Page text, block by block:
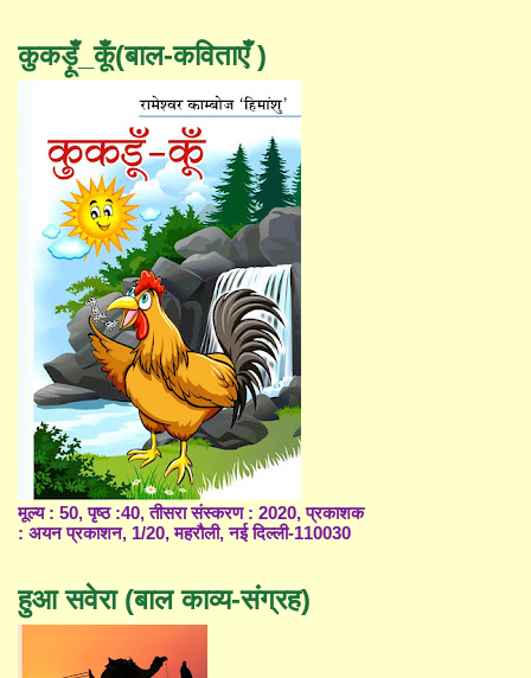
कुकड़ूँ_कूँ(बाल-कविताएँ )
मूल्य : 50, पृष्ठ :40, तीसरा संस्करण : 2020, प्रकाशक
: अयन प्रकाशन, 1/20, महरौली, नई दिल्ली-110030
हुआ सवेरा (बाल काव्य-संग्रह)